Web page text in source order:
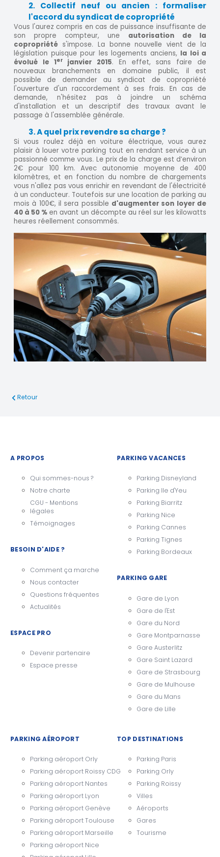
2. Collectif neuf ou ancien : formaliser
l'accord du syndicat de copropriété
Vous l'aurez compris en cas de puissance insuffisante de
son propre compteur, une autorisation de la
copropriété s'impose. La bonne nouvelle vient de la
législation puisque pour les logements anciens, la loi a
évolué le 1erjanvier 2015. En effet, sans faire de
nouveaux branchements en domaine public, il est
possible de demander au syndicat de copropriété
l'ouverture d'un raccordement à ses frais. En cas de
demande, n'hésitez pas à joindre un schéma
d'installation et un descriptif des travaux avant le
passage à l'assemblée générale.
3. A quel prix revendre sa charge ?
Si vous roulez déjà en voiture électrique, vous aurez
plaisir à louer votre parking tout en rendant service à un
passionné comme vous. Le prix de la charge est d’environ
2€ pour 100 km. Avec autonomie moyenne de 400
kilomètres, et en fonction du nombre de chargements
vous n'allez pas vous enrichir en revendant de l'électricité
à un conducteur. Toutefois sur une location de parking au
mois à 100€, il sera possible d'augmenter son loyer de
40 à 50 % en avant un décompte au réel sur les kilowatts
heures réellement consommés.
Retour
A PROPOS
Qui sommes-nous ?
Notre charte
CGU - Mentions
légales
Témoignages
BESOIN D'AIDE ?
Comment ça marche
Nous contacter
Questions fréquentes
Actualités
ESPACE PRO
Devenir partenaire
Espace presse
PARKING VACANCES
Parking Disneyland
Parking Ile d'Yeu
Parking Biarritz
Parking Nice
Parking Cannes
Parking Tignes
Parking Bordeaux
PARKING GARE
Gare de Lyon
Gare de l'Est
Gare du Nord
Gare Montparnasse
Gare Austerlitz
Gare Saint Lazard
Gare de Strasbourg
Gare de Mulhouse
Gare du Mans
Gare de Lille
PARKING AÉROPORT
Parking aéroport Orly
Parking aéroport Roissy CDG
Parking aéroport Nantes
Parking aéroport Lyon
Parking aéroport Genève
Parking aéroport Toulouse
Parking aéroport Marseille
Parking aéroport Nice
TOP DESTINATIONS
Parking Paris
Parking Orly
Parking Roissy
Villes
Aéroports
Gares
Tourisme